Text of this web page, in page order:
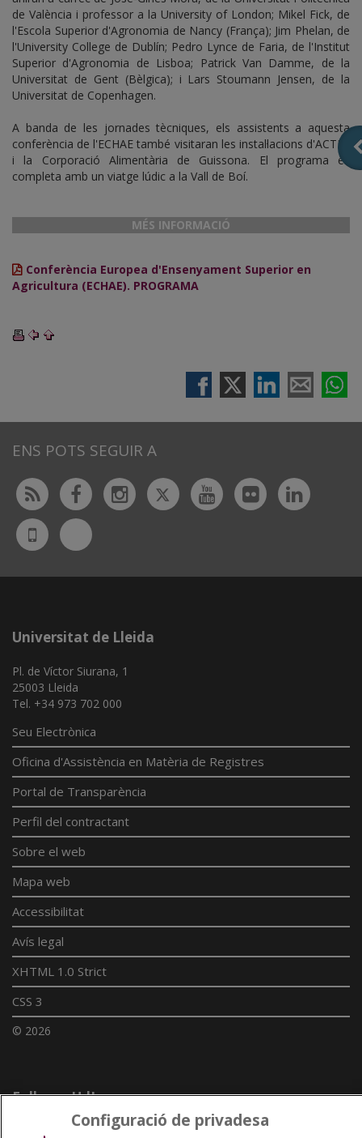
de València i professor a la University of London; Mikel Fick, de
l'Escola Superior d'Agronomia de Nancy (França); Jim Phelan, de
l'University College de Dublín; Pedro Lynce de Faria, de l'Institut
Superior d'Agronomia de Lisboa; Patrick Van Damme, de la
Universitat de Gent (Bèlgica); i Lars Stoumann Jensen, de la
Universitat de Copenhagen.
A banda de les jornades tècniques, els assistents a aquesta
conferència de l'ECHAE també visitaran les instal·lacions d'ACTEL
i la Corporació Alimentària de Guissona. El programa es
completa amb un viatge lúdic a la Vall de Boí.
MÉS INFORMACIÓ
Conferència Europea d'Ensenyament Superior en
Agricultura (ECHAE). PROGRAMA
ENS POTS SEGUIR A
Rss FacebookInstagram
TwitterYoutubeFlickr
UdL
App
Bluesky
Universitat de Lleida
Pl. de Víctor Siurana, 1
25003 Lleida
Tel. +34 973 702 000
Seu Electrònica
Oficina d'Assistència en Matèria de Registres
Portal de Transparència
Perfil del contractant
Sobre el web
Mapa web
Accessibilitat
Avís legal
XHTML 1.0 Strict
CSS 3
© 2026
Enllaços UdL
Xarxes universitàries
Configuració de privadesa